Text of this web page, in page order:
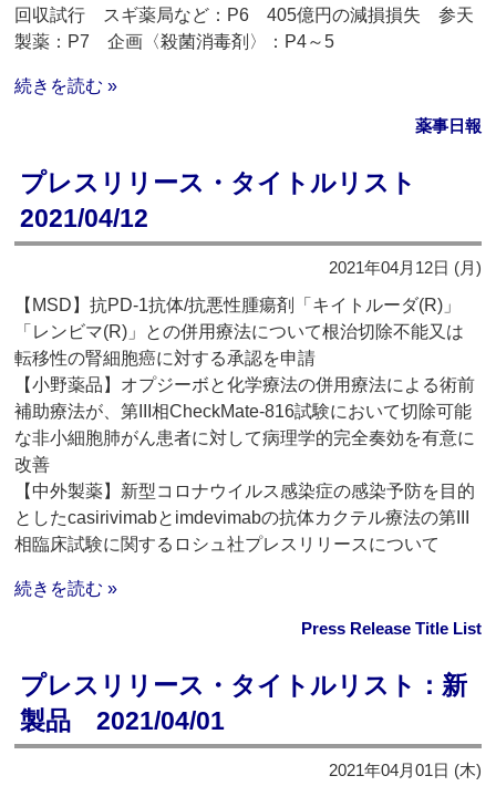
回収試行 スギ薬局など：P6 405億円の減損損失 参天
製薬：P7 企画〈殺菌消毒剤〉：P4～5
続きを読む »
薬事日報
プレスリリース・タイトルリスト
2021/04/12
2021年04月12日 (月)
【MSD】抗PD-1抗体/抗悪性腫瘍剤「キイトルーダ(R)」
「レンビマ(R)」との併用療法について根治切除不能又は
転移性の腎細胞癌に対する承認を申請
【小野薬品】オプジーボと化学療法の併用療法による術前
補助療法が、第III相CheckMate-816試験において切除可能
な非小細胞肺がん患者に対して病理学的完全奏効を有意に
改善
【中外製薬】新型コロナウイルス感染症の感染予防を目的
としたcasirivimabとimdevimabの抗体カクテル療法の第III
相臨床試験に関するロシュ社プレスリリースについて
続きを読む »
Press Release Title List
プレスリリース・タイトルリスト：新
製品 2021/04/01
2021年04月01日 (木)